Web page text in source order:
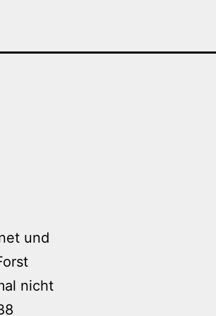
und
nicht